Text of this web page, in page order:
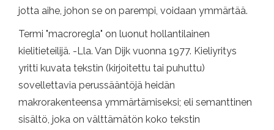
jotta aihe, johon se on parempi, voidaan ymmärtää.
Termi "macroregla" on luonut hollantilainen
kielitieteilijä. -Lla. Van Dijk vuonna 1977. Kieliyritys
yritti kuvata tekstin (kirjoitettu tai puhuttu)
sovellettavia perussääntöjä heidän
makrorakenteensa ymmärtämiseksi; eli semanttinen
sisältö, joka on välttämätön koko tekstin